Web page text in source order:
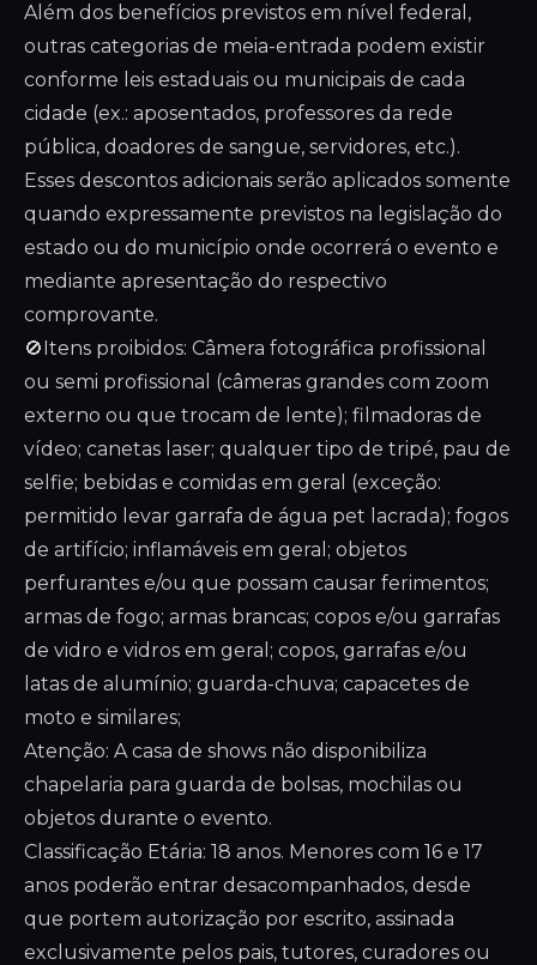
Além dos benefícios previstos em nível federal,
outras categorias de meia-entrada podem existir
conforme leis estaduais ou municipais de cada
cidade (ex.: aposentados, professores da rede
pública, doadores de sangue, servidores, etc.).
Esses descontos adicionais serão aplicados somente
quando expressamente previstos na legislação do
estado ou do município onde ocorrerá o evento e
mediante apresentação do respectivo
comprovante.
🚫Itens proibidos: Câmera fotográfica profissional
ou semi profissional (câmeras grandes com zoom
externo ou que trocam de lente); filmadoras de
vídeo; canetas laser; qualquer tipo de tripé, pau de
selfie; bebidas e comidas em geral (exceção:
permitido levar garrafa de água pet lacrada); fogos
de artifício; inflamáveis em geral; objetos
perfurantes e/ou que possam causar ferimentos;
armas de fogo; armas brancas; copos e/ou garrafas
de vidro e vidros em geral; copos, garrafas e/ou
latas de alumínio; guarda-chuva; capacetes de
moto e similares;
Atenção: A casa de shows não disponibiliza
chapelaria para guarda de bolsas, mochilas ou
objetos durante o evento.
Classificação Etária: 18 anos. Menores com 16 e 17
anos poderão entrar desacompanhados, desde
que portem autorização por escrito, assinada
exclusivamente pelos pais, tutores, curadores ou